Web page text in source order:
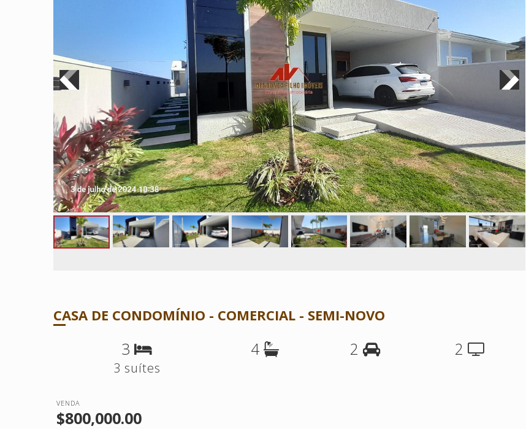
CASA DE CONDOMÍNIO - COMERCIAL - SEMI-NOVO
3
3 suítes
4 2 2
VENDA
$800,000.00